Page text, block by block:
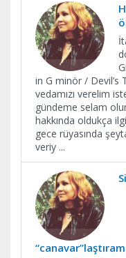
in G minör / Devil’s
vedamızı verelim
gündeme selam
hakkında oldukça
gece rüyasında
veriy ...